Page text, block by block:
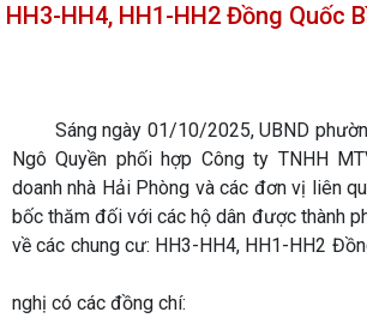
HH3-HH4, HH1-HH2 Đồng Quốc
Sáng ngày 01/10/2025, UBND
Ngô Quyền phối hợp Công ty TNHH
doanh nhà Hải Phòng và các đơn vị liên
bốc thăm đối với các hộ dân được thành
về các chung cư: HH3-HH4, HH1-HH2
Về dự
nghị có các